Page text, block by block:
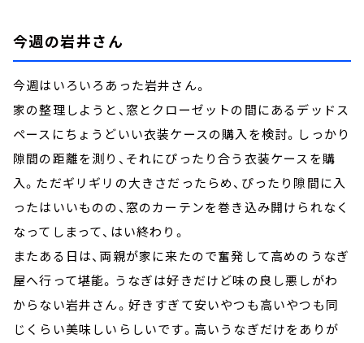
今週の岩井さん
今週はいろいろあった岩井さん。
家の整理しようと、窓とクローゼットの間にあるデッドス
ペースにちょうどいい衣装ケースの購入を検討。しっかり
隙間の距離を測り、それにぴったり合う衣装ケースを購
入。ただギリギリの大きさだったらめ、ぴったり隙間に入
ったはいいものの、窓のカーテンを巻き込み開けられなく
なってしまって、はい終わり。
またある日は、両親が家に来たので奮発して高めのうなぎ
屋へ行って堪能。うなぎは好きだけど味の良し悪しがわ
からない岩井さん。好きすぎて安いやつも高いやつも同
じくらい美味しいらしいです。高いうなぎだけをありが